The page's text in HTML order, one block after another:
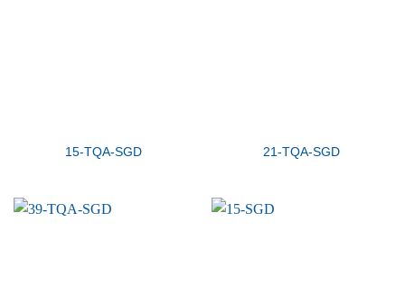
15-TQA-SGD 21-TQA-SGD